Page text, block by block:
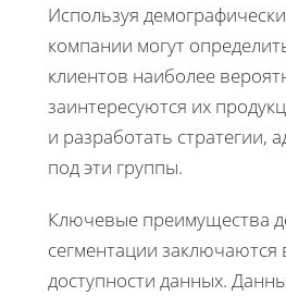
Используя
компании могут
клиентов наиболее
заинтересуются их
и разработать стратегии,
под эти группы.
Ключевые преимущества
сегментации заключаются
доступности данных.